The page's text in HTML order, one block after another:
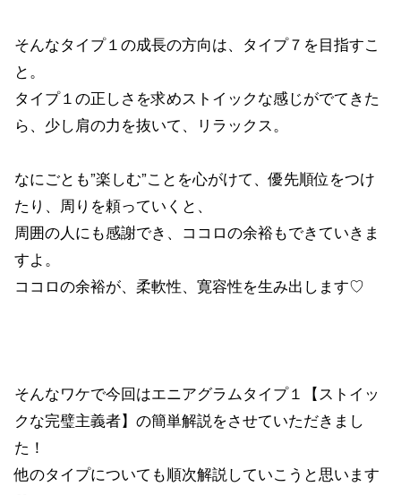
そんなタイプ１の成長の方向は、タイプ７を目指すこ
と。
タイプ１の正しさを求めストイックな感じがでてきた
ら、少し肩の力を抜いて、リラックス。
なにごとも”楽しむ”ことを心がけて、優先順位をつけ
たり、周りを頼っていくと、
周囲の人にも感謝でき、ココロの余裕もできていきま
すよ。
ココロの余裕が、柔軟性、寛容性を生み出します♡
そんなワケで今回はエニアグラムタイプ１【ストイッ
クな完璧主義者】の簡単解説をさせていただきまし
た！
他のタイプについても順次解説していこうと思います